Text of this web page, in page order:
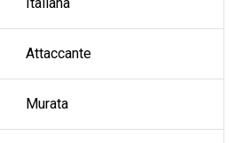
Attaccante
Murata